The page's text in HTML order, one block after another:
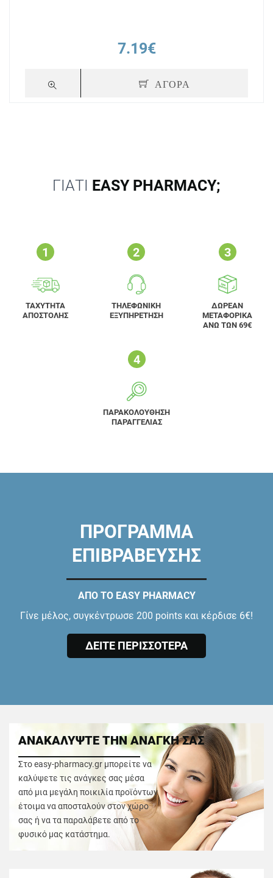
7.19€
ΑΓΟΡΑ
ΓΙΑΤΙ EASY PHARMACY;
ΤΑΧΥΤΗΤΑ
ΑΠΟΣΤΟΛΗΣ
ΤΗΛΕΦΩΝΙΚΗ
ΕΞΥΠΗΡΕΤΗΣΗ
ΔΩΡΕΑΝ
ΜΕΤΑΦΟΡΙΚΑ
ΑΝΩ ΤΩΝ 69€
ΠΑΡΑΚΟΛΟΥΘΗΣΗ
ΠΑΡΑΓΓΕΛΙΑΣ
ΠΡΟΓΡΑΜΜΑ
ΕΠΙΒΡΑΒΕΥΣΗΣ
ΑΠΟ ΤΟ EASY PHARMACY
Γίνε μέλος, συγκέντρωσε 200 points και κέρδισε 6€!
ΔΕΙΤΕ ΠΕΡΙΣΣΟΤΕΡΑ
ΑΝΑΚΑΛΥΨΤΕ ΤΗΝ ΑΝΑΓΚΗ ΣΑΣ
Στο easy-pharmacy.gr μπορείτε να
καλύψετε τις ανάγκες σας μέσα
από μια μεγάλη ποικιλία προϊόντων
έτοιμα να αποσταλούν στον χώρο
σας ή να τα παραλάβετε από το
φυσικό μας κατάστημα.